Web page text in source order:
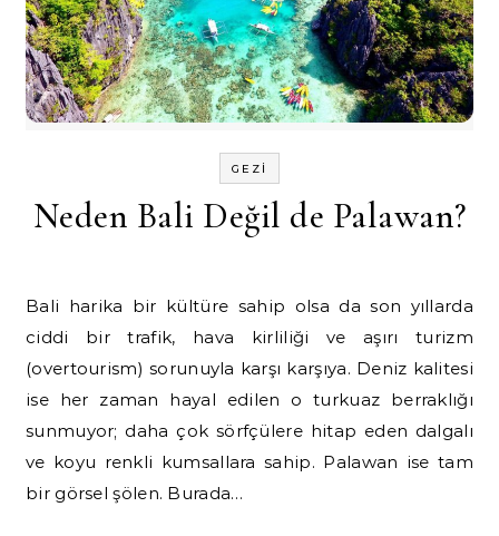
GEZI
Neden Bali Değil de Palawan?
Bali harika bir kültüre sahip olsa da son yıllarda
ciddi bir trafik, hava kirliliği ve aşırı turizm
(overtourism) sorunuyla karşı karşıya. Deniz kalitesi
ise her zaman hayal edilen o turkuaz berraklığı
sunmuyor; daha çok sörfçülere hitap eden dalgalı
ve koyu renkli kumsallara sahip. Palawan ise tam
bir görsel şölen. Burada…